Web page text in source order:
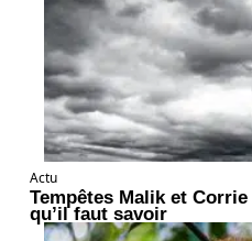
Actu
Tempêtes Malik et
qu’il faut savoir